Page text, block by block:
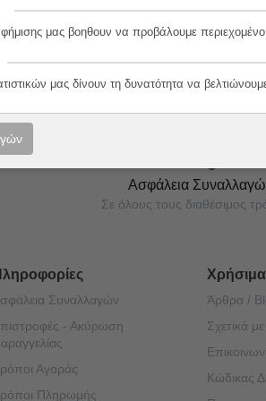
μας!
Ασφάλεια
Σε όλους τους διαθέσιμος
Συναλλαγών
- Ακύρωση
Αγοράς
Πληρωμής
Χρήσιμα
Άρθρα /
Σχετικά
Κώδικας
μας βοηθουν να προβάλουμε περιεχομένο
μας δίνουν τη δυνατότητα να